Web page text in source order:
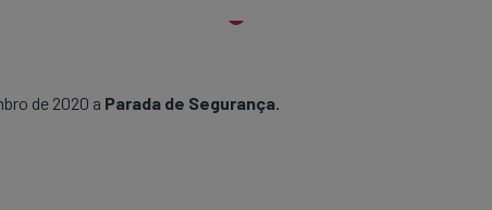
de 2020 a Parada de Segurança.